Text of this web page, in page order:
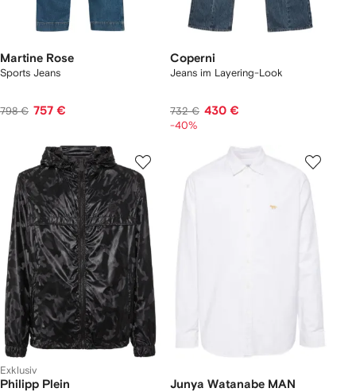
Martine Rose
Sports Jeans
798 € 757 €
Coperni
Jeans im Layering-Look
732 € 430 €
-40%
Exklusiv
Philipp Plein Junya Watanabe MAN